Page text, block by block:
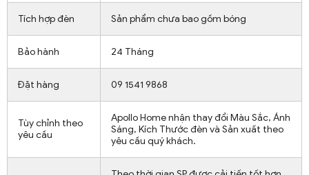
Tích hợp đèn Sản phẩm chưa bao gồm bóng
Bảo hành 24 Tháng
Đặt hàng 09 1541 9868
Tùy chỉnh theo
yêu cầu
Apollo Home nhận thay đổi Màu Sắc, Ánh
Sáng, Kích Thước đèn và Sản xuất theo
yêu cầu quý khách.